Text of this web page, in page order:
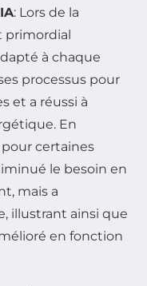
: Lors de la
primordial
à chaque
processus pour
et a réussi à
En
certaines
le besoin en
mais a
illustrant ainsi que
en fonction